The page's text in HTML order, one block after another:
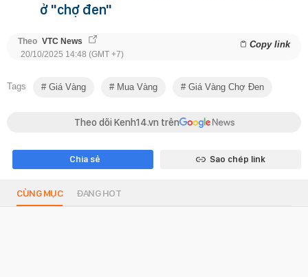
ở "chợ đen"
Theo VTC News Copy link
20/10/2025 14:48 (GMT +7)
Tags Giá Vàng Mua Vàng Giá Vàng Chợ Đen
Theo dõi Kenh14.vn trên
Chia sẻ Sao chép link
CÙNG MỤC ĐANG HOT